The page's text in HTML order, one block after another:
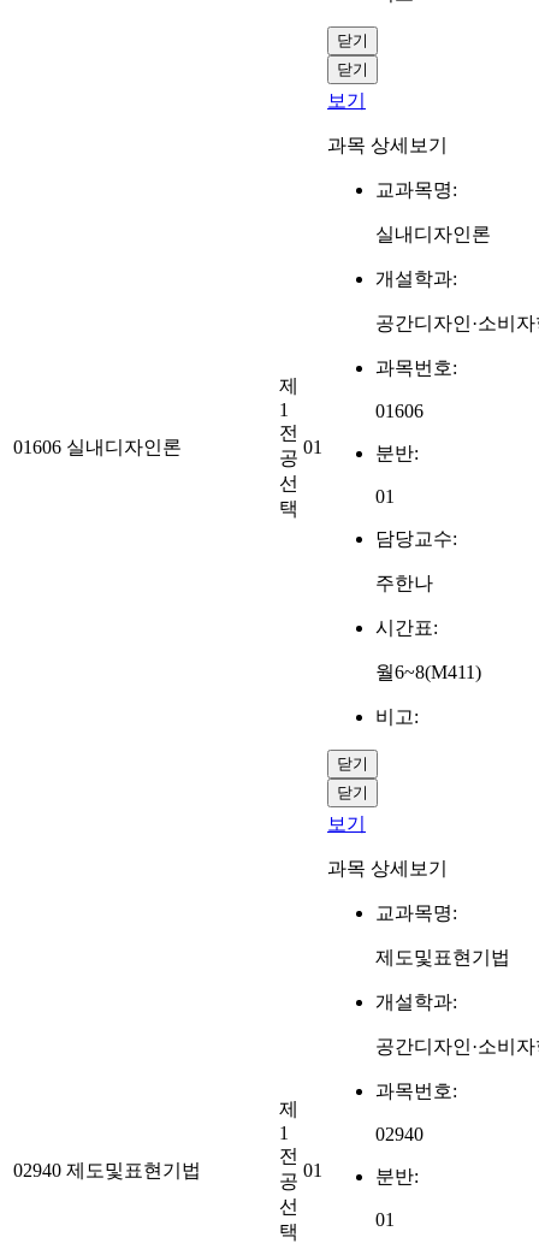
닫기
닫기
01606 실내디자인론
제
1
전
공
선
택
01
보기
과목 상세보기
교과목명:
실내디자인론
개설학과:
공간디자인·소비
과목번호:
01606
분반:
01
담당교수:
주한나
시간표:
월6~8(M411)
비고:
닫기
닫기
02940 제도및표현기법
제
1
전
공
선
택
01
보기
과목 상세보기
교과목명:
제도및표현기법
개설학과:
공간디자인·소비
과목번호:
02940
분반:
01